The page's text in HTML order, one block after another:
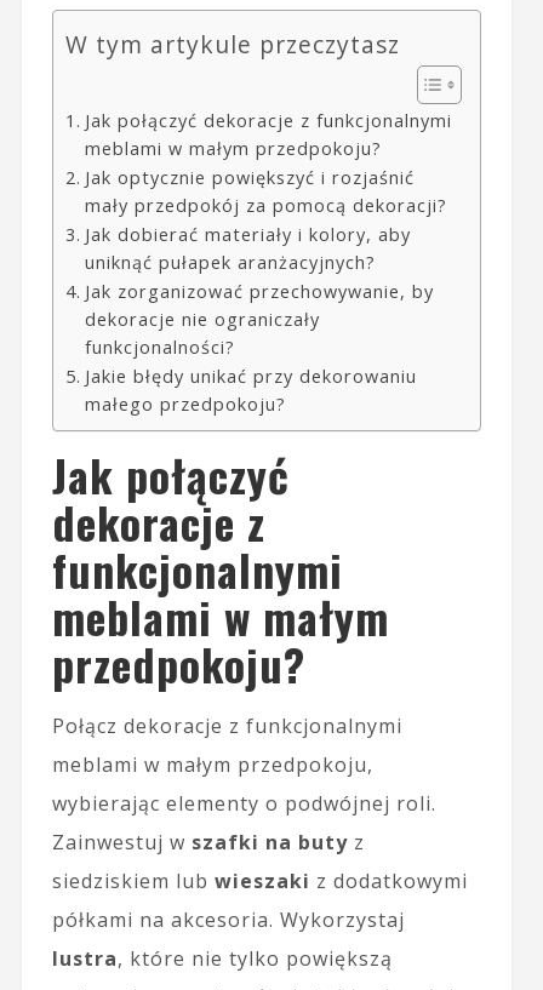
W tym artykule przeczytasz
Jak połączyć dekoracje z funkcjonalnymi
meblami w małym przedpokoju?
Jak optycznie powiększyć i rozjaśnić
mały przedpokój za pomocą dekoracji?
Jak dobierać materiały i kolory, aby
uniknąć pułapek aranżacyjnych?
Jak zorganizować przechowywanie, by
dekoracje nie ograniczały
funkcjonalności?
Jakie błędy unikać przy dekorowaniu
małego przedpokoju?
Jak połączyć
dekoracje z
funkcjonalnymi
meblami w małym
przedpokoju?
Połącz dekoracje z funkcjonalnymi
meblami w małym przedpokoju,
wybierając elementy o podwójnej roli.
Zainwestuj w szafki na butyz
siedziskiem lub wieszaki z dodatkowymi
półkami na akcesoria. Wykorzystaj
lustra, które nie tylko powiększą